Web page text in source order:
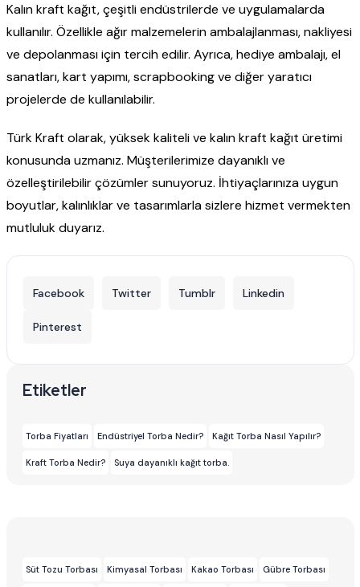
Kalın kraft kağıt, çeşitli endüstrilerde ve uygulamalarda
kullanılır. Özellikle ağır malzemelerin ambalajlanması, nakliyesi
ve depolanması için tercih edilir. Ayrıca, hediye ambalajı, el
sanatları, kart yapımı, scrapbooking ve diğer yaratıcı
projelerde de kullanılabilir.
Türk Kraft olarak, yüksek kaliteli ve kalın kraft kağıt üretimi
konusunda uzmanız. Müşterilerimize dayanıklı ve
özelleştirilebilir çözümler sunuyoruz. İhtiyaçlarınıza uygun
boyutlar, kalınlıklar ve tasarımlarla sizlere hizmet vermekten
mutluluk duyarız.
Facebook Twitter Tumblr Linkedin
Pinterest
Etiketler
Torba Fiyatları Endüstriyel Torba Nedir? Kağıt Torba Nasıl Yapılır?
Kraft Torba Nedir? Suya dayanıklı kağıt torba.
Süt Tozu Torbası Kimyasal Torbası Kakao Torbası Gübre Torbası